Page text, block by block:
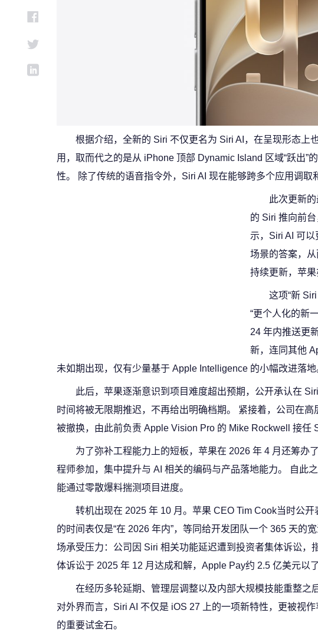
根据介绍，全新的 Siri 不仅更名为 Siri AI，在呈现形态上
用，取而代之的是从 iPhone 顶部 Dynamic Island 区域“跃出
性。 除了传统的语音指令外，Siri AI 现在能够跨多个应用调取
此次更新
的 Siri 推向前
示，Siri AI 可
场景的答案，
持续更新，苹果
这项“新
“更个人化的新
24 年内推送更
新，连同其他
未如期出现，仅有少量基于 Apple Intelligence 的小幅改进落地
此后，苹果逐渐意识到项目难度超出预期，公开承认在
时间将被无限期推迟，不再给出明确档期。 紧接着，公司在
被撤换，由此前负责 Apple Vision Pro 的 Mike Rockwell 接任
为了弥补工程能力上的短板，苹果在 2026 年 4 月还筹办
程师参加，集中提升与 AI 相关的编码与产品落地能力。 自此
能通过零散爆料揣测项目进度。
转机出现在 2025 年 10 月。苹果 CEO Tim Cook当时公
的时间表仅是“在 2026 年内”，等同给开发团队一个 365 天的
场承受压力：公司因 Siri 相关功能延迟遭到投资者集体诉讼
体诉讼于 2025 年 12 月达成和解，Apple Pay约 2.5 亿美元以了
在经历多轮延期、管理层调整以及内部大规模技能重整之
对外界而言，Siri AI 不仅是 iOS 27 上的一项新特性，更被视
的重要试金石。